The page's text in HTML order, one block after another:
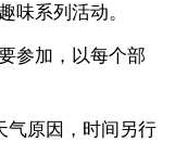
味系列活动。
参加，以每个部
气原因，时间另行